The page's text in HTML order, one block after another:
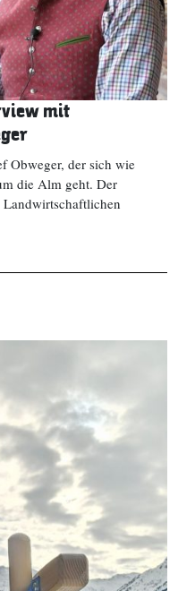
mit
Obweger, der sich wie
die Alm geht. Der